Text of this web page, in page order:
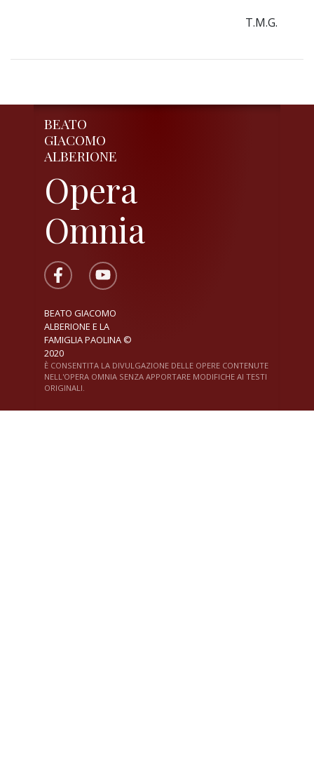
T.M.G.
BEATO
GIACOMO
ALBERIONE
Opera
Omnia
BEATO GIACOMO
ALBERIONE E LA
FAMIGLIA PAOLINA ©
2020
È CONSENTITA LA DIVULGAZIONE DELLE OPERE CONTENUTE
NELL'OPERA OMNIA SENZA APPORTARE MODIFICHE AI TESTI
ORIGINALI.